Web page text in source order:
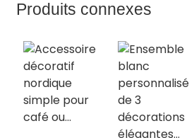
Produits connexes